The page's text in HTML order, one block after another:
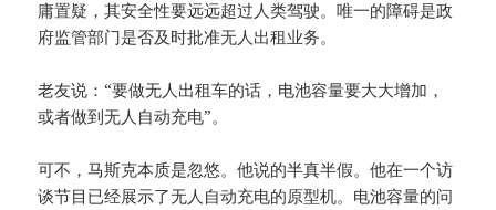
庸置疑，其安全性要远远超过人类驾驶。唯一的障碍是政
府监管部门是否及时批准无人出租业务。
老友说：“要做无人出租车的话，电池容量要大大增加，
或者做到无人自动充电”。
可不，马斯克本质是忽悠。他说的半真半假。他在一个访
谈节目已经展示了无人自动充电的原型机。电池容量的问